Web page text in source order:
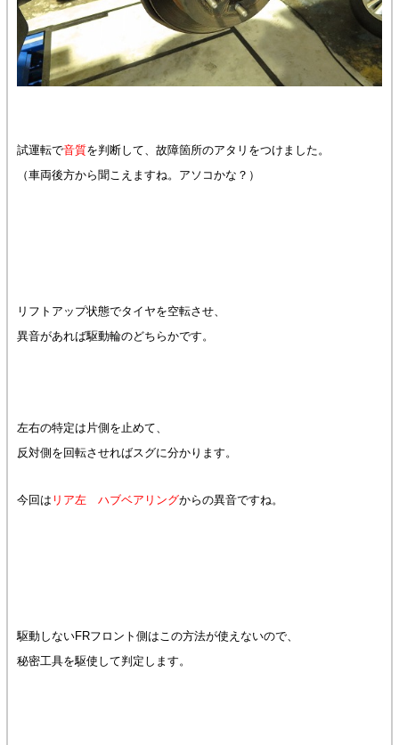
試運転で音質を判断して、故障箇所のアタリをつけました。
（車両後方から聞こえますね。アソコかな？）
リフトアップ状態でタイヤを空転させ、
異音があれば駆動輪のどちらかです。
左右の特定は片側を止めて、
反対側を回転させればスグに分かります。
今回は リア左 ハブベアリングからの異音ですね。
駆動しないFRフロント側はこの方法が使えないので、
秘密工具を駆使して判定します。